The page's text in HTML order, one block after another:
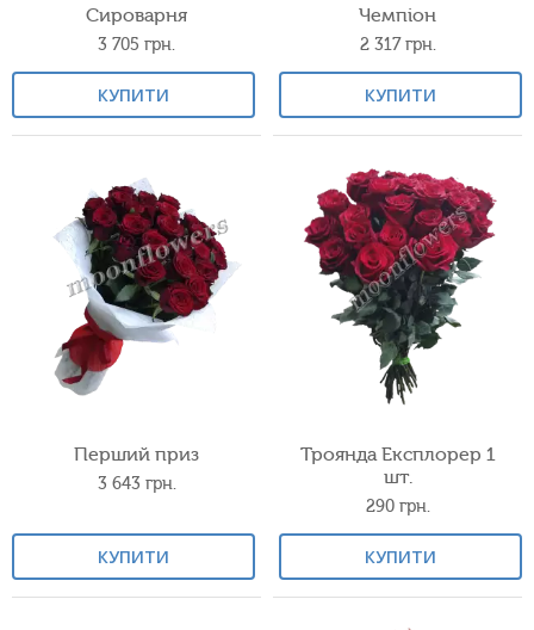
Сироварня
3 705 грн.
КУПИТИ
Чемпіон
2 317грн.
КУПИТИ
Перший приз
3 643 грн.
КУПИТИ
Троянда Експлорер 1
шт.
290 грн.
КУПИТИ